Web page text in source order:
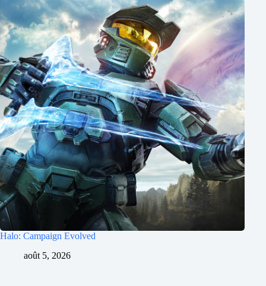
Halo: Campaign Evolved
août 5, 2026